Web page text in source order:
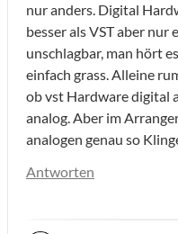
nur anders. Digital
besser als VST aber nur
unschlagbar, man hört
einfach grass. Alleine
ob vst Hardware digital
analog. Aber im
analogen genau so
Antworten